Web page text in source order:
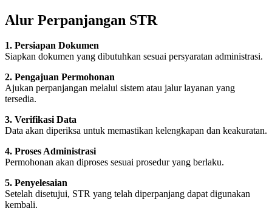
Alur Perpanjangan STR
1. Persiapan Dokumen
Siapkan dokumen yang dibutuhkan sesuai persyaratan administrasi.
2. Pengajuan Permohonan
Ajukan perpanjangan melalui sistem atau jalur layanan yang
tersedia.
3. Verifikasi Data
Data akan diperiksa untuk memastikan kelengkapan dan keakuratan.
4. Proses Administrasi
Permohonan akan diproses sesuai prosedur yang berlaku.
5. Penyelesaian
Setelah disetujui, STR yang telah diperpanjang dapat digunakan
kembali.